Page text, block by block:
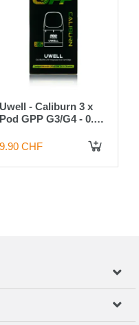
Uwell - Caliburn 3 x
Pod GPP G3/G4 - 0.6
9.90 CHF